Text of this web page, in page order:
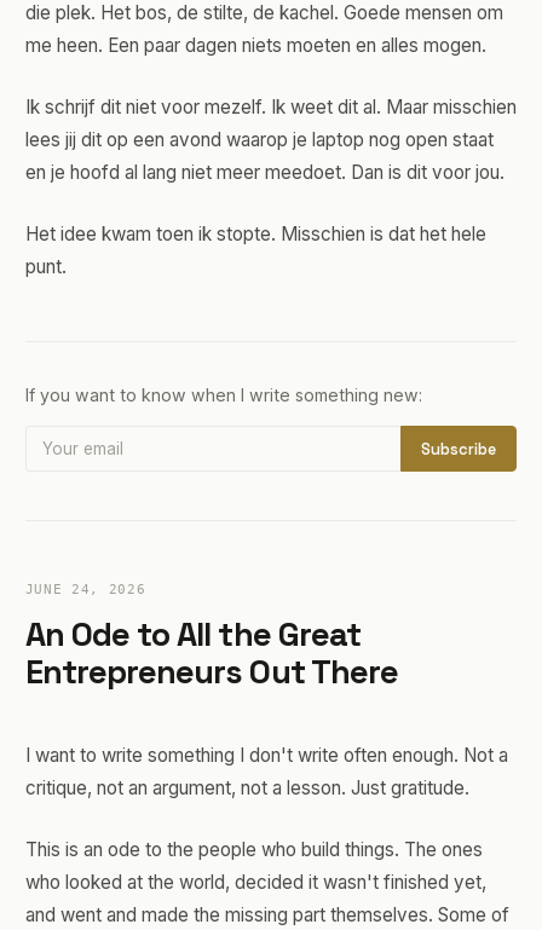
die plek. Het bos, de stilte, de kachel. Goede mensen om
me heen. Een paar dagen niets moeten en alles mogen.
Ik schrijf dit niet voor mezelf. Ik weet dit al. Maar misschien
lees jij dit op een avond waarop je laptop nog open staat
en je hoofd al lang niet meer meedoet. Dan is dit voor jou.
Het idee kwam toen ik stopte. Misschien is dat het hele
punt.
If you want to know when I write something new:
Subscribe
JUNE 24, 2026
An Ode to All the Great
Entrepreneurs Out There
I want to write something I don't write often enough. Not a
critique, not an argument, not a lesson. Just gratitude.
This is an ode to the people who build things. The ones
who looked at the world, decided it wasn't finished yet,
and went and made the missing part themselves. Some of